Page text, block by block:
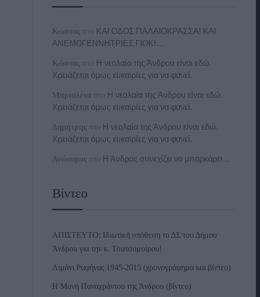
Κωστας στο ΚΑΙ ΟΔΟΣ ΠΑΛΑIΟΚΡΑΣΣΑ! ΚΑΙ
ΑΝΕΜΟΓΕΝΝΗΤΡΙΕΣ ΓΙΟΚ!…
Κώστας στο Η νεολαία της Άνδρου είναι εδώ.
Χρειάζεται όμως ευκαιρίες για να φανεί.
Μαριαλένα στο Η νεολαία της Άνδρου είναι εδώ.
Χρειάζεται όμως ευκαιρίες για να φανεί.
Δημήτρης στο Η νεολαία της Άνδρου είναι εδώ.
Χρειάζεται όμως ευκαιρίες για να φανεί.
Ανώνυμος στο Η Άνδρος συνεχίζει να μπαρκάρει…
Βίντεο
ΑΠΙΣΤΕΥΤΟ: Ιδιωτική υπόθεση το ΔΣ του Δήμου
Άνδρου για την κ. Τσατσομοίρου!
Λιμάνι Ραφήνας 1945-2015 (χρονογράφημα και βίντεο)
Η Μονή Παναχράντου της Άνδρου (βίντεο)